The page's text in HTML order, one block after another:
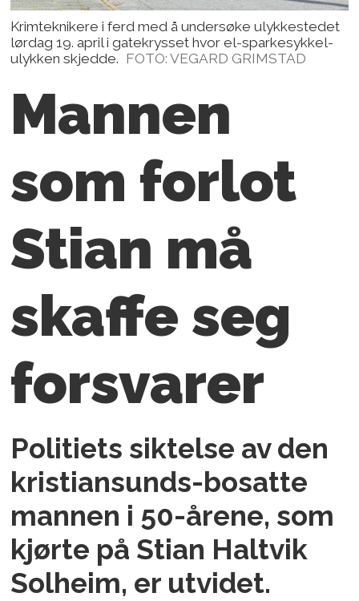
Krimteknikere i ferd med å undersøke ulykkestedet
lørdag 19. april i gatekrysset hvor el-sparkesykkel-
ulykken skjedde. FOTO: VEGARD GRIMSTAD
Mannen
som forlot
Stian må
skaffe seg
forsvarer
Politiets siktelse av den
kristiansunds-bosatte
mannen i 50-årene, som
kjørte på Stian Haltvik
Solheim, er utvidet.